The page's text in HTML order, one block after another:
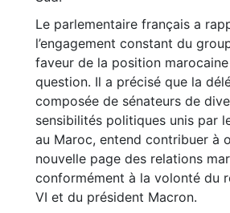
Le parlementaire français a
l’engagement constant du
faveur de la position
question. Il a précisé que la
composée de sénateurs de
sensibilités politiques unis par
au Maroc, entend contribuer à
nouvelle page des relations
conformément à la volonté du
VI et du président Macron.